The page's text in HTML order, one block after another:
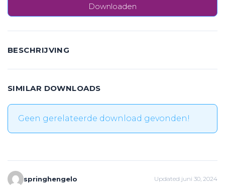
Downloaden
BESCHRIJVING
SIMILAR DOWNLOADS
Geen gerelateerde download gevonden!
springhengelo Updated juni 30, 2024